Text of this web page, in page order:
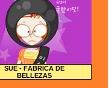
SUE - FÁBRICA DE
BELLEZAS